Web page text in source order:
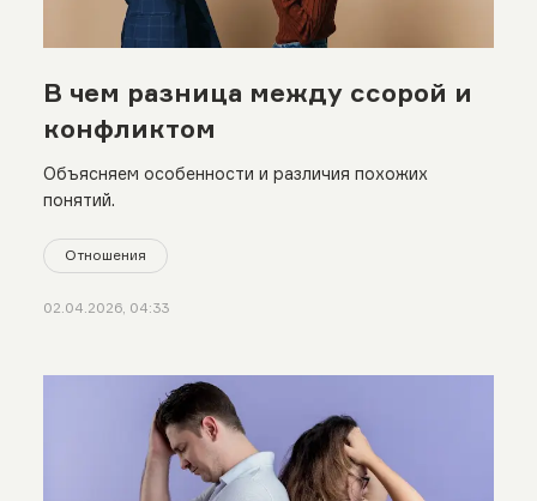
В чем разница между ссорой и
конфликтом
Объясняем особенности и различия похожих
понятий.
Отношения
02.04.2026, 04:33